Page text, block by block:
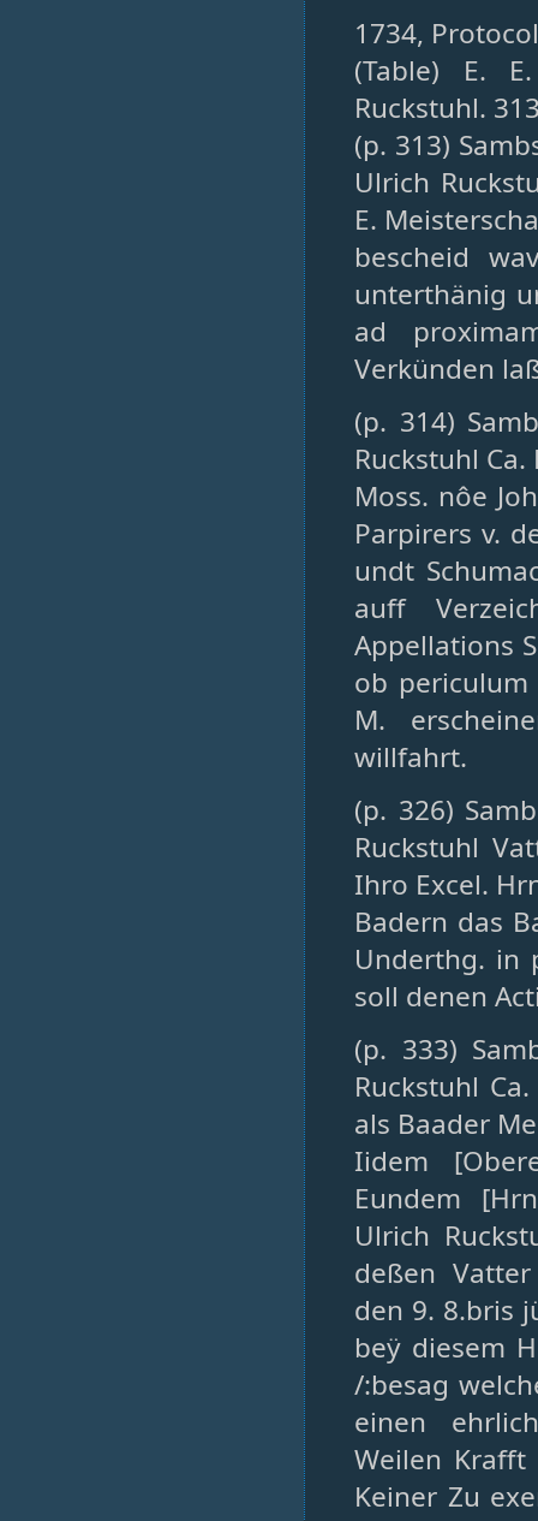
1734,
(Table) E.
Ruckstuhl.
(p. 313)
Ulrich
E.
bescheid
unterthänig
ad
Verkünden
(p. 314)
Ruckstuhl
Moss. nôe
Parpirers v.
undt
auff
Appellations
ob
M.
willfahrt.
(p. 326)
Ruckstuhl
Ihro Excel.
Badern das
Underthg. in
soll denen
(p. 333)
Ruckstuhl
als Baader
Iidem
Eundem
Ulrich
deßen
den 9. 8.bris
beÿ diesem
/:besag
einen
Weilen Krafft
Keiner Zu